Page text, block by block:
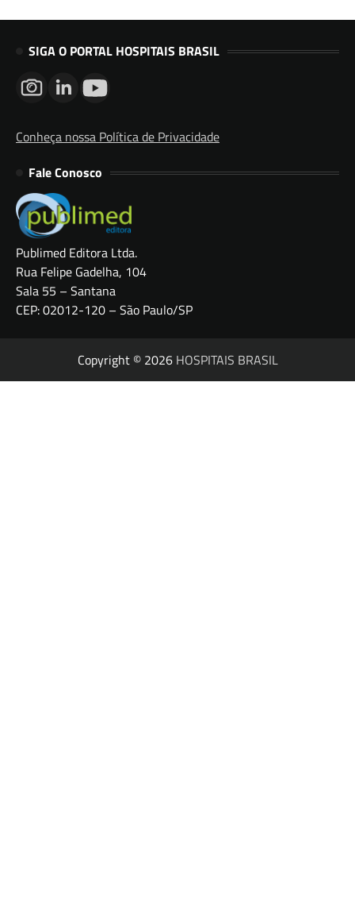
SIGA O PORTAL HOSPITAIS BRASIL
Conheça nossa Política de Privacidade
Fale Conosco
Publimed Editora Ltda.
Rua Felipe Gadelha, 104
Sala 55 – Santana
CEP: 02012-120 – São Paulo/SP
Copyright © 2026 HOSPITAIS BRASIL